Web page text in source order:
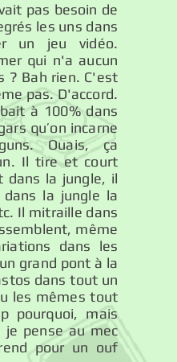
pas besoin de
les uns dans
un jeu vidéo.
qui n'a aucun
? Bah rien. C'est
pas. D'accord.
à 100% dans
qu’on incarne
Ouais, ça
Il tire et court
la jungle, il
la jungle la
Il mitraille dans
même
dans les
grand pont à la
dans tout un
les mêmes tout
pourquoi, mais
je pense au mec
pour un ouf